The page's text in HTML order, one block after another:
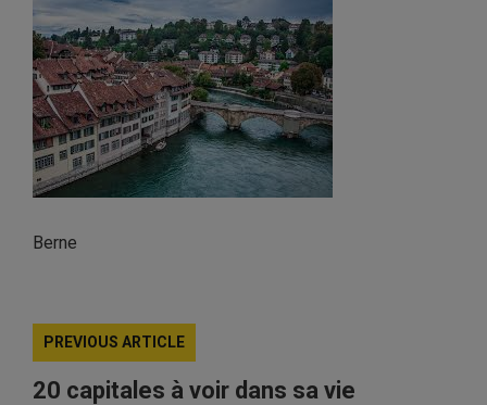
Berne
PREVIOUS ARTICLE
20 capitales à voir dans sa vie